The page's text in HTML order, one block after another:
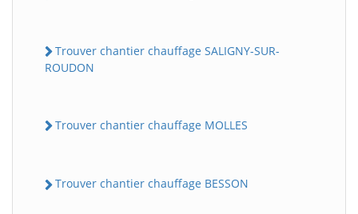
Trouver chantier chauffage SALIGNY-SUR-
ROUDON
Trouver chantier chauffage MOLLES
Trouver chantier chauffage BESSON